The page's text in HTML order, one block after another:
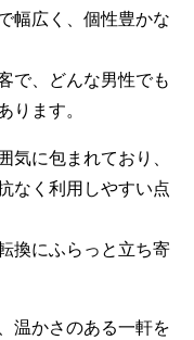
幅広く、個性豊かな
で、どんな男性でも
ります。
気に包まれており、
なく利用しやすい点
換にふらっと立ち寄
温かさのある一軒を